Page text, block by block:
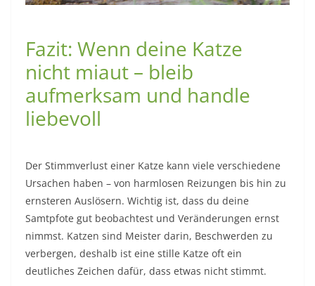
Fazit: Wenn deine Katze
nicht miaut – bleib
aufmerksam und handle
liebevoll
Der Stimmverlust einer Katze kann viele verschiedene
Ursachen haben – von harmlosen Reizungen bis hin zu
ernsteren Auslösern. Wichtig ist, dass du deine
Samtpfote gut beobachtest und Veränderungen ernst
nimmst. Katzen sind Meister darin, Beschwerden zu
verbergen, deshalb ist eine stille Katze oft ein
deutliches Zeichen dafür, dass etwas nicht stimmt.